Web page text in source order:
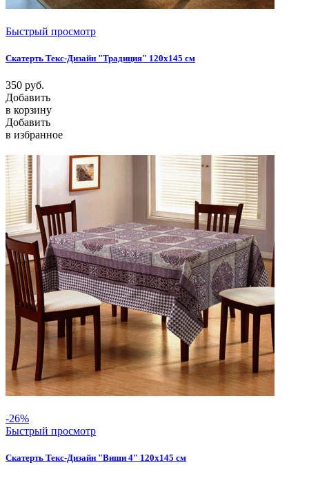
Быстрый просмотр
Скатерть Текс-Дизайн "Традиция" 120х145 см
350 руб.
Добавить
в корзину
Добавить
в избранное
-26%
Быстрый просмотр
Скатерть Текс-Дизайн "Виши 4" 120х145 см